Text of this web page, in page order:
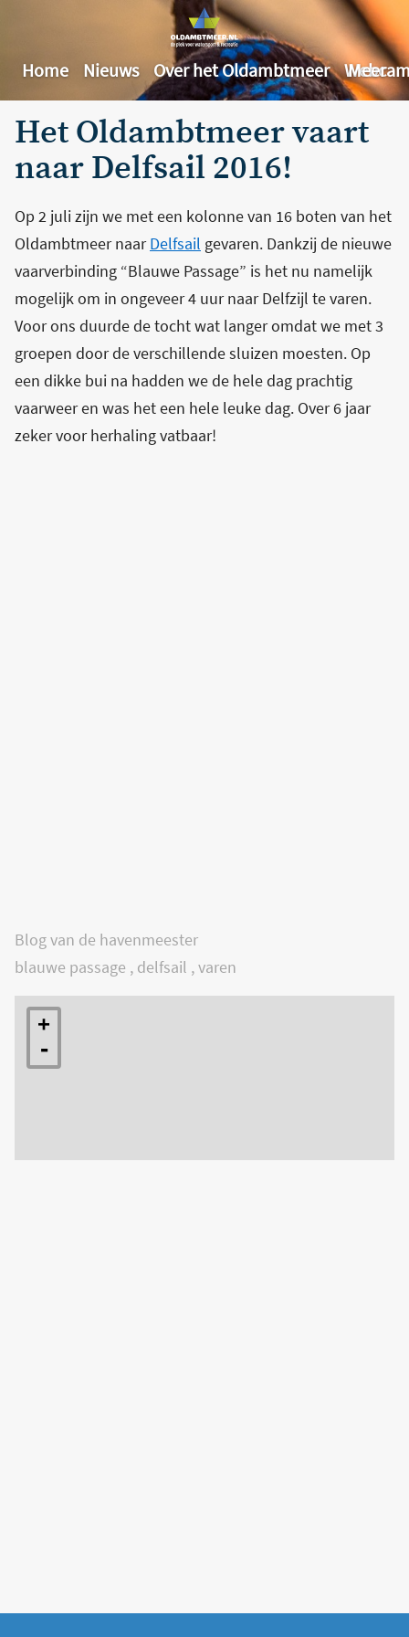
Home Nieuws Over het Oldambtmeer Meer
Het Oldambtmeer vaart
naar Delfsail 2016!
Op 2 juli zijn we met een kolonne van 16 boten van het
Oldambtmeer naarDelfsail gevaren. Dankzij de nieuwe
vaarverbinding “Blauwe Passage” is het nu namelijk
mogelijk om in ongeveer 4 uur naar Delfzijl te varen.
Voor ons duurde de tocht wat langer omdat we met 3
groepen door de verschillende sluizen moesten. Op
een dikke bui na hadden we de hele dag prachtig
vaarweer en was het een hele leuke dag. Over 6 jaar
zeker voor herhaling vatbaar!
Blog van de havenmeester
blauwe passage , delfsail ,varen
+
-